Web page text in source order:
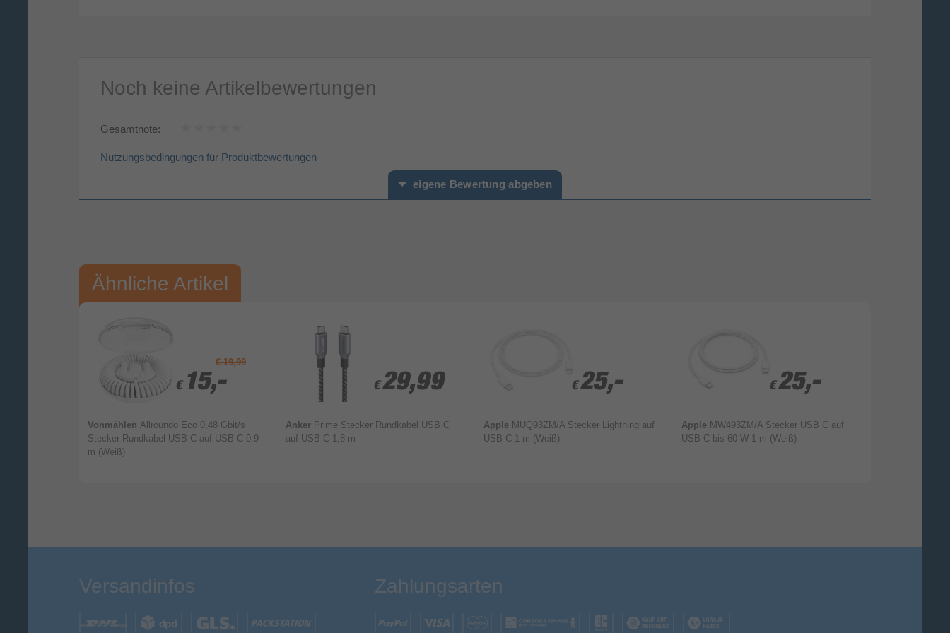
Noch keine Artikelbewertungen
Gesamtnote:
Nutzungsbedingungen für Produktbewertungen
eigene Bewertung abgeben
Ihre Bewertung:
Bitte mindestens 20 Wörter eingeben
Ihr Kommentar*
Ähnliche Artikel
€ 19,99
€ 15,-
€ 15,-
Vonmählen Allroundo Eco 0,48 Gbit/s
Stecker Rundkabel USB C auf USB C 0,9
m (Weiß)
€ 29,99
€ 29,99
Anker Prime Stecker Rundkabel USB C
auf USB C 1,8 m
€ 25,-
€ 25,-
Apple MUQ93ZM/A Stecker Lightning auf
USB C 1 m (Weiß)
€ 25,-
€ 25,-
Apple MW493ZM/A Stecker USB C auf
USB C bis 60 W 1 m (Weiß)
Versandinfos Zahlungsarten